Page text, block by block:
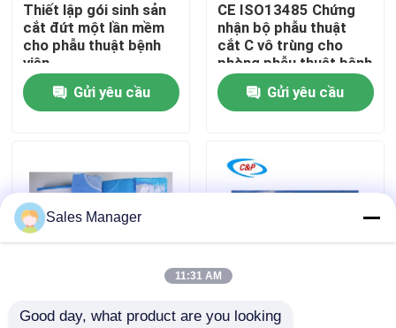
Về chúng tôi
Chuyến tham quan nhà máy
Liên hệ với chúng tôi
Các vụ án
Thiết lập gói sinh sản
cắt đứt một lần mềm
cho phẫu thuật bệnh
viện
Gửi yêu cầu
CE ISO13485 Chứng
nhận bộ phẫu thuật
cắt C vô trùng cho
phòng phẫu thuật bệnh
viện
Gửi yêu cầu
OEM/ODM Pack Casarean Medical
Sales Manager
11:31 AM
Good day, what product are you looking